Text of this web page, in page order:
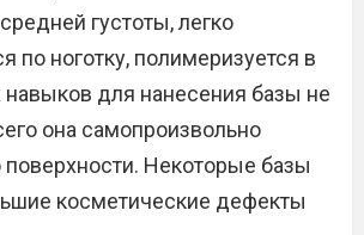
густоты, легко
по ноготку, полимеризуется в
для нанесения базы не
она самопроизвольно
поверхности. Некоторые базы
косметические дефекты